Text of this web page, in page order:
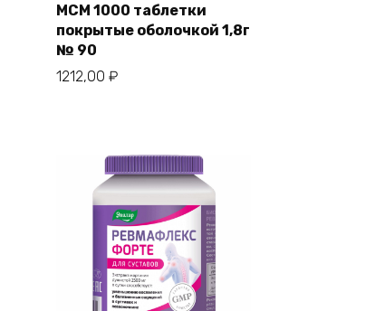
МСМ 1000 таблетки
покрытые оболочкой 1,8г
№ 90
1212,00 ₽